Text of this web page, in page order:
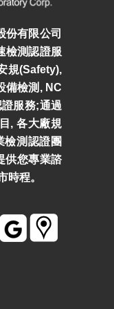
份有限公司
檢測認證服
規(Safety),
備檢測, NC
服務;通過
, 各大廠規
檢測認證團
供您專業諮
時程。